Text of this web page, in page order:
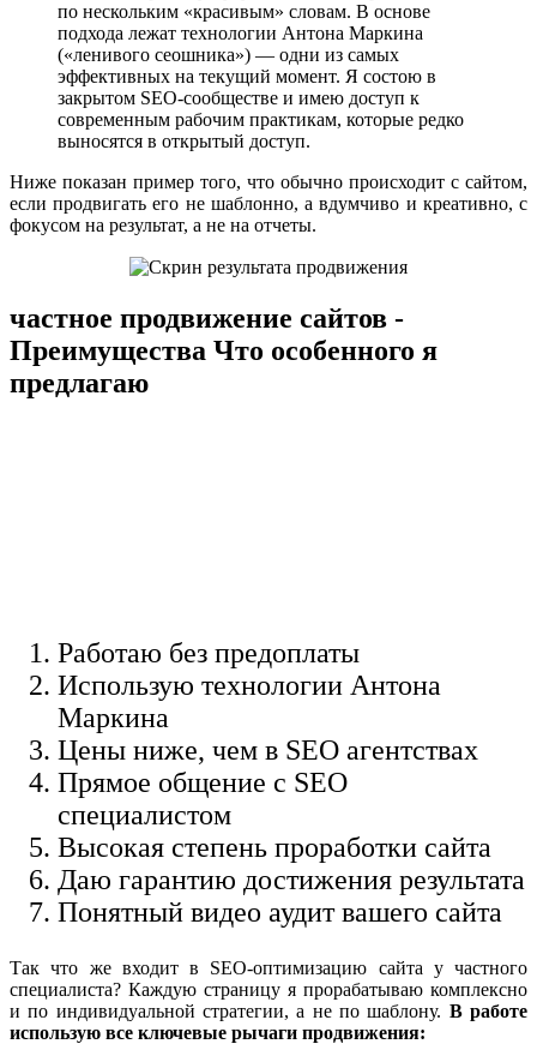
по нескольким «красивым» словам. В основе
подхода лежат технологии Антона Маркина
(«ленивого сеошника») — одни из самых
эффективных на текущий момент. Я состою в
закрытом SEO-сообществе и имею доступ к
современным рабочим практикам, которые редко
выносятся в открытый доступ.
Ниже показан пример того, что обычно происходит с сайтом,
если продвигать его не шаблонно, а вдумчиво и креативно, с
фокусом на результат, а не на отчеты.
частное продвижение сайтов -
Преимущества Что особенного я
предлагаю
Работаю без предоплаты
Использую технологии Антона
Маркина
Цены ниже, чем в SEO агентствах
Прямое общение c SEO
специалистом
Высокая степень проработки сайта
Даю гарантию достижения результата
Понятный видео аудит вашего сайта
Так что же входит в SEO-оптимизацию сайта у частного
специалиста? Каждую страницу я прорабатываю комплексно
и по индивидуальной стратегии, а не по шаблону. В работе
использую все ключевые рычаги продвижения: